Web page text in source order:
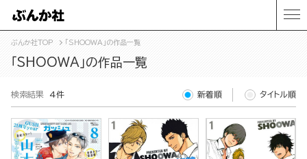
ぶんか社TOP 「SHOOWA」の作品一覧
「SHOOWA」の作品一覧
検索結果 4件 新着順 タイトル順